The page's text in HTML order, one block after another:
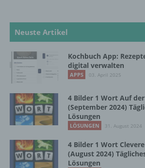
Neuste Artikel
Kochbuch App:
digital verwalten
APPS 03. April 2025
4 Bilder 1 Wort Auf
(September 2024)
Lösungen
LÖSUNGEN 31. August 2024
4 Bilder 1 Wort
(August 2024)
Lösungen
Bereitstellung, den Abgleich
Verknüpfung, die
d) Einschränkung der
Einschränkung der
Markierung gespeicherter
personenbezogener Daten mit
künftige Verarbeitung
e) Profiling